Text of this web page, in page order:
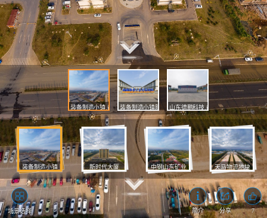
7
分享
简介
装备制造小镇 新时代大厦 中钢山东矿业 天马物流地块
装备制造小镇.jpg 装备制造小镇服务中心.jpg山东德鹏科技.jpg
新时代大厦对面.jpg新时代大厦.jpg
中钢山东矿业航拍.jpg中钢山东矿业.jpg
天马物流地块.jpg
污水处理二厂.jpg
山东琦泉绿色能源.jpg山东琦泉绿色能源大门.jpg山东琦泉绿色能源大楼.jpg
七中.jpg
凯元电力航拍.jpg 凯元电力.jpg
金遨制动.jpg
会宝岭铁矿.jpg
华龙电厂.jpg 华龙热电.jpg
海洋结构.jpg
国铭球磨制管侧面.jpg国铭球磨铸管正面.jpg国铭球墨.jpg
邦尼建材.jpg
场景选择